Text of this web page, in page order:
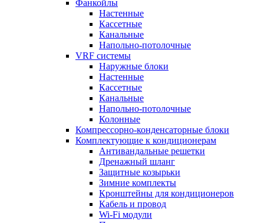
Фанкойлы
Настенные
Кассетные
Канальные
Напольно-потолочные
VRF системы
Наружные блоки
Настенные
Кассетные
Канальные
Напольно-потолочные
Колонные
Компрессорно-конденсаторные блоки
Комплектующие к кондиционерам
Антивандальные решетки
Дренажный шланг
Защитные козырьки
Зимние комплекты
Кронштейны для кондиционеров
Кабель и провод
Wi-Fi модули